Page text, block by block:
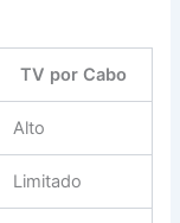
TV por Cabo
Alto
Limitado